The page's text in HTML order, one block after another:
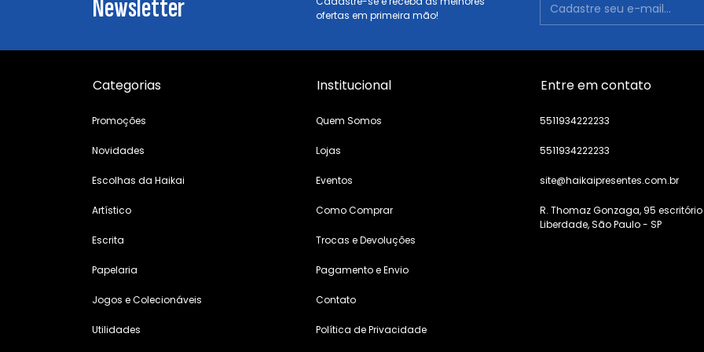
Newsletter
ofertas em primeira mão!
Categorias
Promoções
Novidades
Escolhas da Haikai
Artístico
Escrita
Papelaria
Jogos e Colecionáveis
Utilidades
Institucional
Quem Somos
Lojas
Eventos
Como Comprar
Trocas e Devoluções
Pagamento e Envio
Contato
Política de Privacidade
Entre em contato
5511934222233
5511934222233
site@haikaipresentes.com.br
R. Thomaz Gonzaga, 95
Liberdade, São Paulo - SP